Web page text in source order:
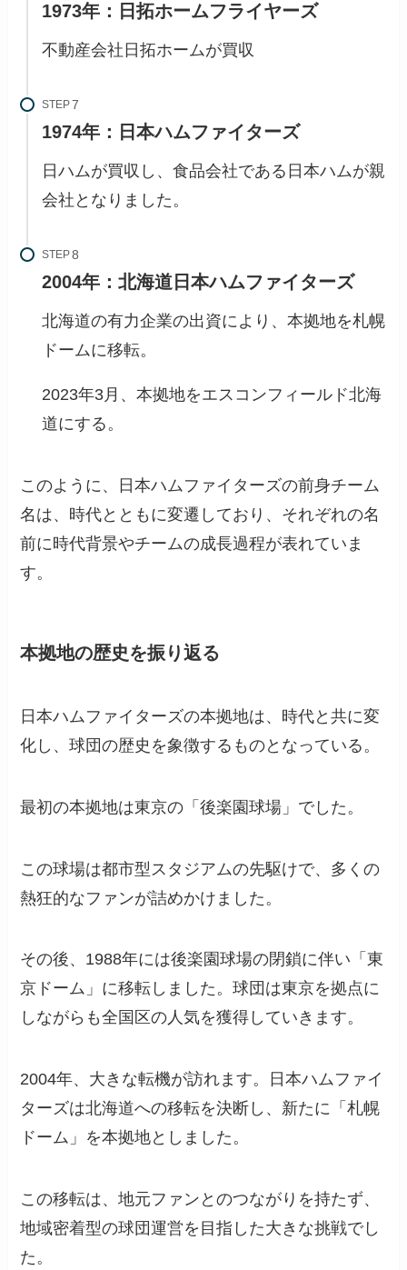
1973年：日拓ホームフライヤーズ
不動産会社日拓ホームが買収
STEP
1974年：日本ハムファイターズ
日ハムが買収し、食品会社である日本ハムが親
会社となりました。
STEP
2004年：北海道日本ハムファイターズ
北海道の有力企業の出資により、本拠地を札幌
ドームに移転。
2023年3月、本拠地をエスコンフィールド北海
道にする。
このように、日本ハムファイターズの前身チーム
名は、時代とともに変遷しており、それぞれの名
前に時代背景やチームの成長過程が表れていま
す。
本拠地の歴史を振り返る
日本ハムファイターズの本拠地は、時代と共に変
化し、球団の歴史を象徴するものとなっている。
最初の本拠地は東京の「後楽園球場」でした。
この球場は都市型スタジアムの先駆けで、多くの
熱狂的なファンが詰めかけました。
その後、1988年には後楽園球場の閉鎖に伴い「東
京ドーム」に移転しました。球団は東京を拠点に
しながらも全国区の人気を獲得していきます。
2004年、大きな転機が訪れます。日本ハムファイ
ターズは北海道への移転を決断し、新たに「札幌
ドーム」を本拠地としました。
この移転は、地元ファンとのつながりを持たず、
地域密着型の球団運営を目指した大きな挑戦でし
た。